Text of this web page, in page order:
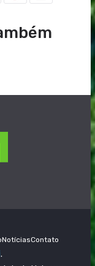
NotíciasContato
.